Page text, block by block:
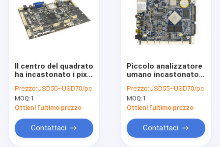
Il centro del quadrato
ha incastonato i pixel
bordo 1GB DDR3
16GB di Linux per
esposizione
Prezzo:USD50~USD70/pc
MOQ:1
Ottieni l'ultimo prezzo
Contattaci
Piccolo analizzatore
umano incastonato
del sensore RFID del
bordo di Linux 2,2
gigahertz
Prezzo:USD55~USD70/pc
MOQ:1
Ottieni l'ultimo prezzo
Contattaci